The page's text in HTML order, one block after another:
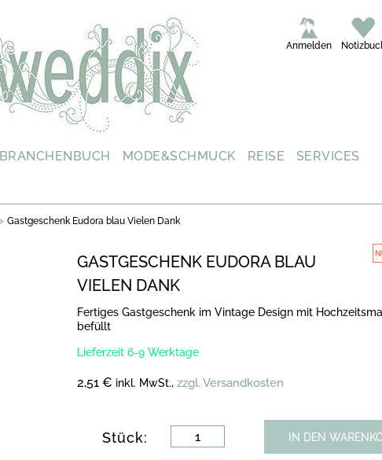
Anmelden
BRANCHENBUCH MODE&SCHMUCK REISE SERVICES
> Gastgeschenk Eudora blau Vielen Dank
GASTGESCHENK EUDORA BLAU
VIELEN DANK
Fertiges Gastgeschenk im Vintage Design mit
befüllt
Lieferzeit 6-9 Werktage
2,51 € inkl. MwSt., zzgl. Versandkosten
Stück: IN DEN